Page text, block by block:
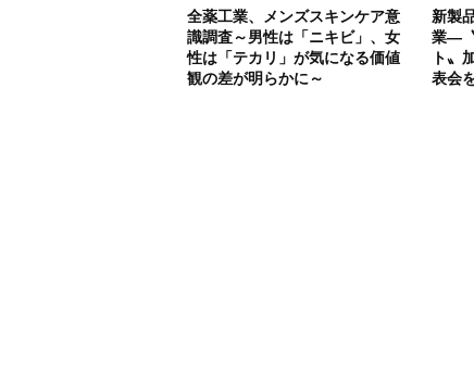
全薬工業、メンズスキンケア意
識調査～男性は「ニキビ」、女
性は「テカリ」が気になる価値
観の差が明らかに～
新製
業―
ト〟
表会